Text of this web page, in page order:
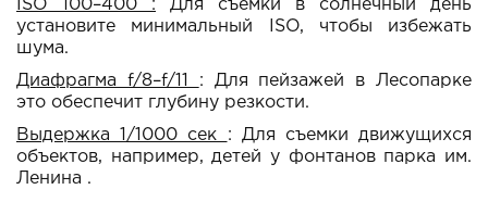
ISO 100–400 : Для съемки в солнечный день
установите минимальный ISO, чтобы избежать
шума.
Диафрагма f/8–f/11 : Для пейзажей в Лесопарке
это обеспечит глубину резкости.
Выдержка 1/1000 сек : Для съемки движущихся
объектов, например, детей у фонтанов парка им.
Ленина .